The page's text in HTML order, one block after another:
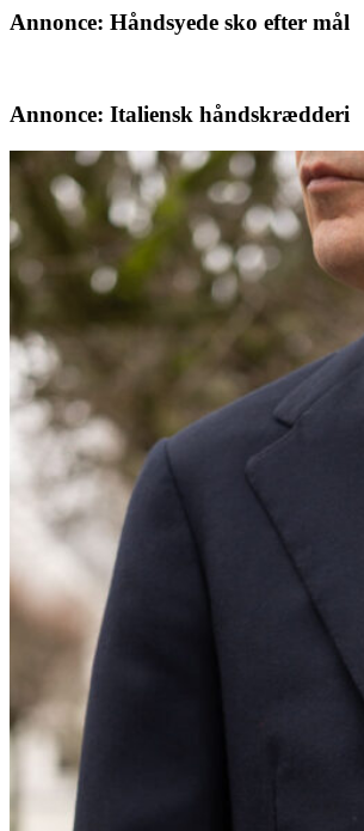
Annonce: Håndsyede sko efter mål
Annonce: Italiensk håndskrædderi